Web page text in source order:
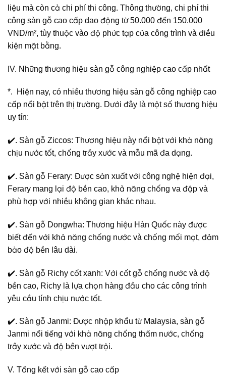
liệu mà còn cả chi phí thi công. Thông thường, chi phí thi
công sàn gỗ cao cấp dao động từ 50.000 đến 150.000
VND/m², tùy thuộc vào độ phức tạp của công trình và điều
kiện mặt bằng.
IV. Những thương hiệu sàn gỗ công nghiệp cao cấp nhất
*. Hiện nay, có nhiều thương hiệu sàn gỗ công nghiệp cao
cấp nổi bật trên thị trường. Dưới đây là một số thương hiệu
uy tín:
✔️. Sàn gỗ Ziccos: Thương hiệu này nổi bật với khả năng
chịu nước tốt, chống trầy xước và mẫu mã đa dạng.
✔️. Sàn gỗ Ferary: Được sản xuất với công nghệ hiện đại,
Ferary mang lại độ bền cao, khả năng chống va đập và
phù hợp với nhiều không gian khác nhau.
✔️. Sàn gỗ Dongwha: Thương hiệu Hàn Quốc này được
biết đến với khả năng chống nước và chống mối mọt, đảm
bảo độ bền lâu dài.
✔️. Sàn gỗ Richy cốt xanh: Với cốt gỗ chống nước và độ
bền cao, Richy là lựa chọn hàng đầu cho các công trình
yêu cầu tính chịu nước tốt.
✔️. Sàn gỗ Janmi: Được nhập khẩu từ Malaysia, sàn gỗ
Janmi nổi tiếng với khả năng chống thấm nước, chống
trầy xước và độ bền vượt trội.
V. Tổng kết với sàn gỗ cao cấp